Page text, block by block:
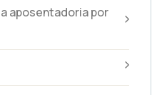
aposentadoria por